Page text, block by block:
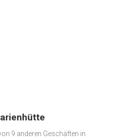
9 anderen Geschäften in